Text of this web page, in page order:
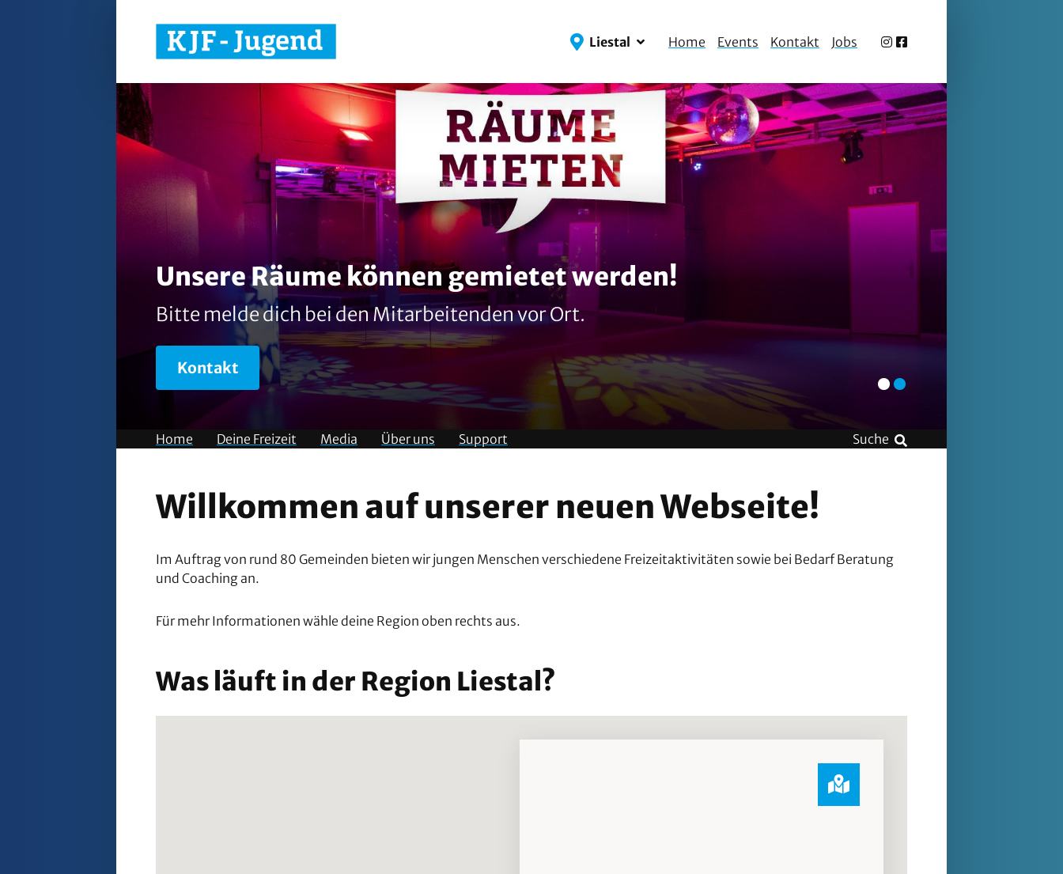
Liestal Home Events Kontakt Jobs
Unsere Räume können gemietet werden!
Bitte melde dich bei den Mitarbeitenden vor Ort.
Kontakt
Home Deine Freizeit Media Über uns Support
Willkommen auf unserer neuen Webseite!
Im Auftrag von rund 80 Gemeinden bieten wir jungen Menschen verschiedene Freizeitaktivitäten sowie bei Bedarf Beratung
und Coaching an.
Für mehr Informationen wähle deine Region oben rechts aus.
Was läuft in der Region Liestal?